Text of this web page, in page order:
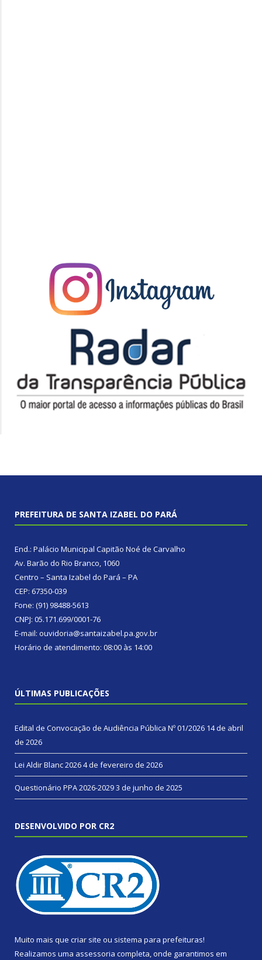
PREFEITURA DE SANTA IZABEL DO PARÁ
End.: Palácio Municipal Capitão Noé de Carvalho
Av. Barão do Rio Branco, 1060
Centro – Santa Izabel do Pará – PA
CEP: 67350-039
Fone: (91) 98488-5613
CNPJ: 05.171.699/0001-76
E-mail: ouvidoria@santaizabel.pa.gov.br
Horário de atendimento: 08:00 às 14:00
ÚLTIMAS PUBLICAÇÕES
Edital de Convocação de Audiência Pública Nº 01/2026 14 de abril
de 2026
Lei Aldir Blanc 20264 de fevereiro de 2026
Questionário PPA 2026-20293 de junho de 2025
DESENVOLVIDO POR CR2
Muito mais que criar site ou sistema para prefeituras!
Realizamos uma assessoria completa, onde garantimos em